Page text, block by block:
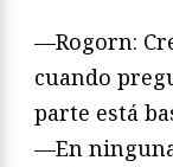
—Rogorn:
cuando
parte está
—En